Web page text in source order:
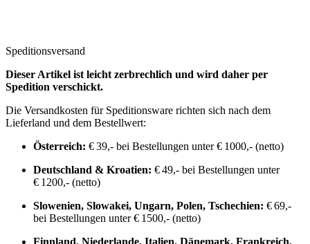
Speditionsversand
Dieser Artikel ist leicht zerbrechlich und wird daher per
Spedition verschickt.
Die Versandkosten für Speditionsware richten sich nach dem
Lieferland und dem Bestellwert:
Österreich: € 39,- bei Bestellungen unter € 1000,- (netto)
Deutschland & Kroatien: € 49,- bei Bestellungen unter
€ 1200,- (netto)
Slowenien, Slowakei, Ungarn, Polen, Tschechien: € 69,-
bei Bestellungen unter € 1500,- (netto)
Finnland, Niederlande, Italien, Dänemark, Frankreich,